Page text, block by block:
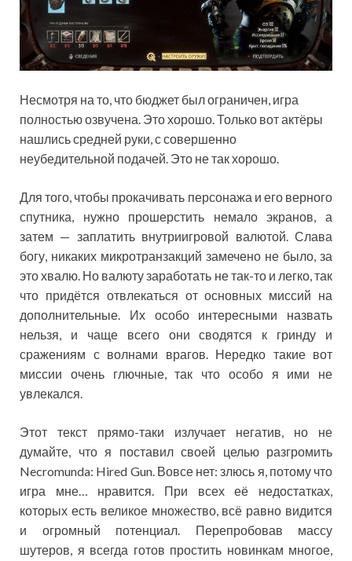
Несмотря на то, что бюджет был ограничен, игра
полностью озвучена. Это хорошо. Только вот актёры
нашлись средней руки, с совершенно
неубедительной подачей. Это не так хорошо.
Для того, чтобы прокачивать персонажа и его верного
спутника, нужно прошерстить немало экранов, а
затем — заплатить внутриигровой валютой. Слава
богу, никаких микротранзакций замечено не было, за
это хвалю. Но валюту заработать не так-то и легко, так
что придётся отвлекаться от основных миссий на
дополнительные. Их особо интересными назвать
нельзя, и чаще всего они сводятся к гринду и
сражениям с волнами врагов. Нередко такие вот
миссии очень глючные, так что особо я ими не
увлекался.
Этот текст прямо-таки излучает негатив, но не
думайте, что я поставил своей целью разгромить
Necromunda: Hired Gun. Вовсе нет: злюсь я, потому что
игра мне… нравится. При всех её недостатках,
которых есть великое множество, всё равно видится
и огромный потенциал. Перепробовав массу
шутеров, я всегда готов простить новинкам многое,